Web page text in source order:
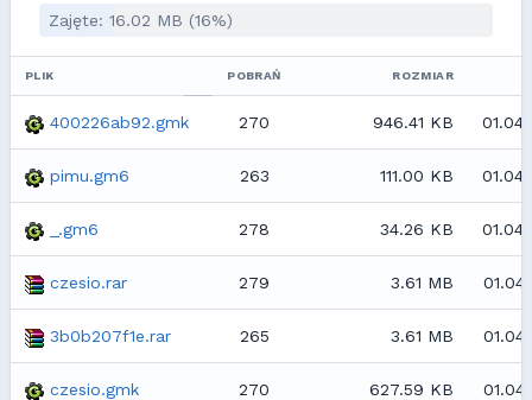
Zajęte: 16.02 MB (16%)
PLIK POBRAŃ ROZMIAR
400226ab92.gmk 270 946.41 KB
pimu.gm6 263 111.00 KB
_.gm6 278 34.26 KB
czesio.rar 279 3.61 MB
3b0b207f1e.rar 265 3.61 MB
czesio.gmk 270 627.59 KB